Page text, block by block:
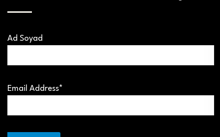
Ad Soyad
Email Address*